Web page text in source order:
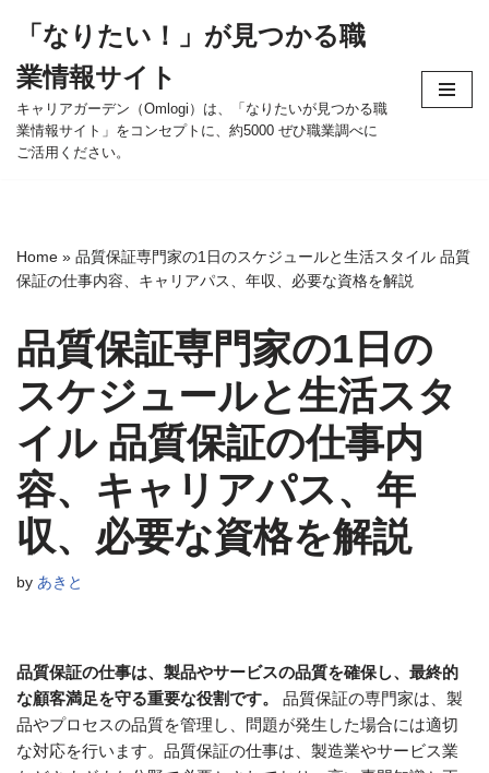
ン
テ
ン
ツ
ッ
プ
「なりたい！」が見つかる職
業情報サイト
キャリアガーデン（Omlogi）は、「なりたいが見つかる職
業情報サイト」をコンセプトに、約5000 ぜひ職業調べに
ご活用ください。
Home » 品質保証専門家の1日のスケジュールと生活スタイル 品質
保証の仕事内容、キャリアパス、年収、必要な資格を解説
品質保証専門家の1日の
スケジュールと生活スタ
イル 品質保証の仕事内
容、キャリアパス、年
収、必要な資格を解説
by あきと
品質保証の仕事は、製品やサービスの品質を確保し、最終的
な顧客満足を守る重要な役割です。
品質保証の専門家は、製
品やプロセスの品質を管理し、問題が発生した場合には適切
な対応を行います。品質保証の仕事は、製造業やサービス業